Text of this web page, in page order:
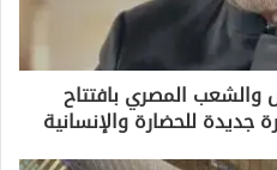
والشعب المصري بافتتاح
جديدة للحضارة والإنسانية